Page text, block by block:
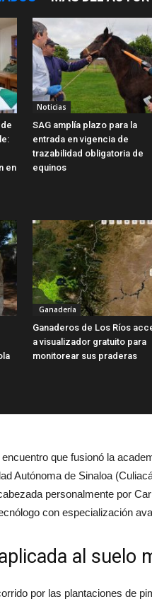
en
Noticias
SAG amplía plazo para la
entrada en vigencia de
trazabilidad obligatoria de
equinos
Ganadería
Ganaderos de Los Ríos
a visualizador gratuito para
monitorear sus praderas
que fusionó la
Autónoma de Sinaloa
personalmente por
con especialización
al suelo
por las plantaciones de